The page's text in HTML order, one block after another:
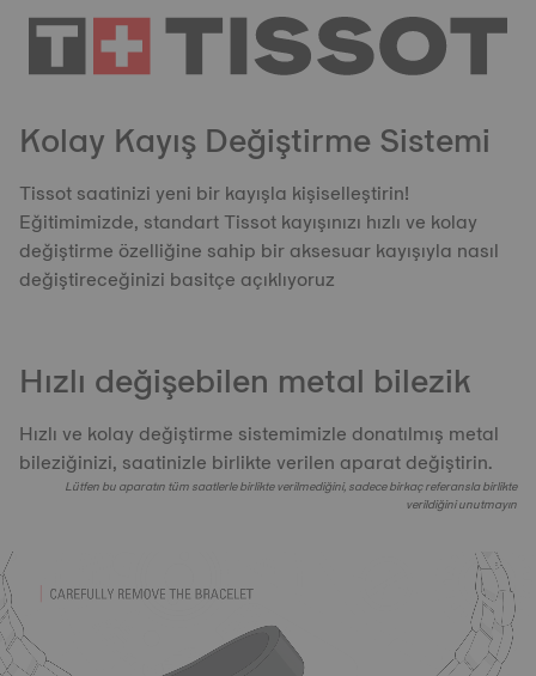
Kolay Kayış Değiştirme Sistemi
Tissot saatinizi yeni bir kayışla kişiselleştirin!
Eğitimimizde, standart Tissot kayışınızı hızlı ve kolay
değiştirme özelliğine sahip bir aksesuar kayışıyla nasıl
değiştireceğinizi basitçe açıklıyoruz
Hızlı değişebilen metal bilezik
Hızlı ve kolay değiştirme sistemimizle donatılmış metal
bileziğinizi, saatinizle birlikte verilen aparat değiştirin.
Lütfen bu aparatın tüm saatlerle birlikte verilmediğini, sadece birkaç referansla birlikte
verildiğini unutmayın